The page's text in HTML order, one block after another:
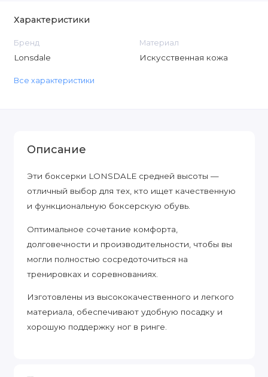
Характеристики
Бренд
Lonsdale
Материал
Искусственная кожа
Все характеристики
Описание
Эти боксерки LONSDALE средней высоты —
отличный выбор для тех, кто ищет качественную
и функциональную боксерскую обувь.
Оптимальное сочетание комфорта,
долговечности и производительности, чтобы вы
могли полностью сосредоточиться на
тренировках и соревнованиях.
Изготовлены из высококачественного и легкого
материала, обеспечивают удобную посадку и
хорошую поддержку ног в ринге.